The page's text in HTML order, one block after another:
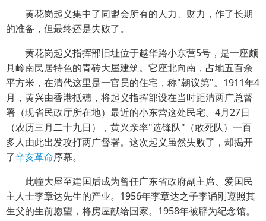
黄花岗起义集中了同盟会所有的人力、财力，作了长期
的准备，但最终还是失败了。
黄花岗起义指挥部旧址位于越华路小东营5号，是一座颇
具岭南民居特色的青砖大屋建筑。它座北向南，占地五百余
平方米，在清代这里是一官员的住宅，称"朝议第"。1911年4
月，黄兴由香港抵穗，将起义指挥部设在当时距清两广总督
署（现省民政厅所在地）最近的小东营这处民宅。4月27日
（农历三月二十九日），黄兴亲率"选锋队"（敢死队）一百
多人由此出发攻打两广督署。这次起义虽然失败了，却揭开
了辛亥革命序幕。
此幢大屋至建国后成为曾任广东省政府副主席、爱国民
主人士李章达先生的产业。1956年李章达之子李诵刚遵照其
生父的生前愿望，将房屋献给国家。1958年被辟为纪念馆。